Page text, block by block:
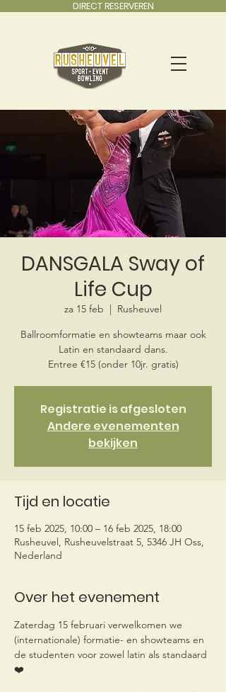
DIRECT RESERVEREN
DANSGALA Sway of
Life Cup
za 15 feb
  |
Rusheuvel
Ballroomformatie en showteams maar ook
Latin en standaard dans.
Entree €15 (onder 10jr. gratis)
Registratie is afgesloten
Andere evenementen
bekijken
Tijd en locatie
15 feb 2025, 10:00 – 16 feb 2025, 18:00
Rusheuvel, Rusheuvelstraat 5, 5346 JH Oss,
Nederland
Over het evenement
Zaterdag 15 februari verwelkomen we
(internationale) formatie- en showteams en
de studenten voor zowel latin als standaard
❤️